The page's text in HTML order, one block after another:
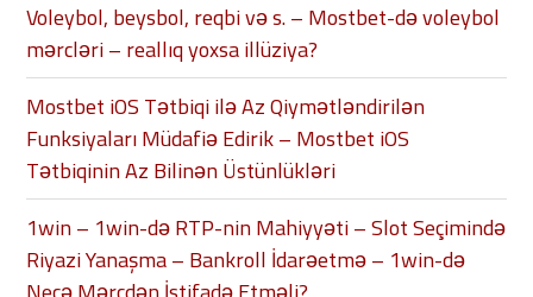
Voleybol, beysbol, reqbi və s. – Mostbet-də voleybol
mərcləri – reallıq yoxsa illüziya?
Mostbet iOS Tətbiqi ilə Az Qiymətləndirilən
Funksiyaları Müdafiə Edirik – Mostbet iOS
Tətbiqinin Az Bilinən Üstünlükləri
1win – 1win-də RTP-nin Mahiyyəti – Slot Seçimində
Riyazi Yanaşma – Bankroll İdarəetmə – 1win-də